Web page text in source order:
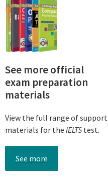
See more official
exam preparation
materials
View the full range of support
materials for the IELTS test.
See more